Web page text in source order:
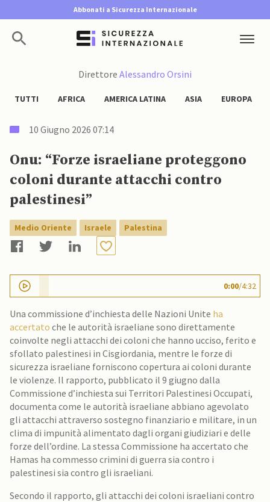
Abbonati a Sicurezza Internazionale
Direttore Alessandro Orsini
TUTTI AFRICA AMERICA LATINA ASIA EUROPA
10 Giugno 2026 07:14
Onu: “Forze israeliane proteggono
coloni durante attacchi contro
palestinesi”
Medio Oriente Israele Palestina
0:00/4:32
Una commissione d’inchiesta delle Nazioni Unite ha
accertato che le autorità israeliane sono direttamente
coinvolte negli attacchi dei coloni che hanno ucciso, ferito e
sfollato palestinesi in Cisgiordania, mentre le forze di
sicurezza israeliane forniscono copertura ai coloni durante
le violenze. Il rapporto, pubblicato il 9 giugno dalla
Commissione d’inchiesta sui Territori Palestinesi Occupati,
documenta come le autorità israeliane abbiano agevolato
gli attacchi attraverso sostegno finanziario e militare, in un
clima di impunità alimentato dagli organi giudiziari e delle
forze dell’ordine. La stessa Commissione ha accertato che
Hamas ha commesso crimini di guerra sia contro i
palestinesi sia contro gli israeliani.
Secondo il rapporto, gli attacchi dei coloni israeliani contro